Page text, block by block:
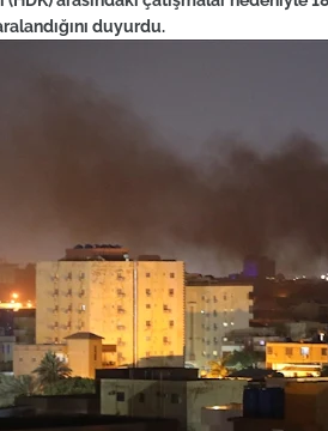
duyurdu.